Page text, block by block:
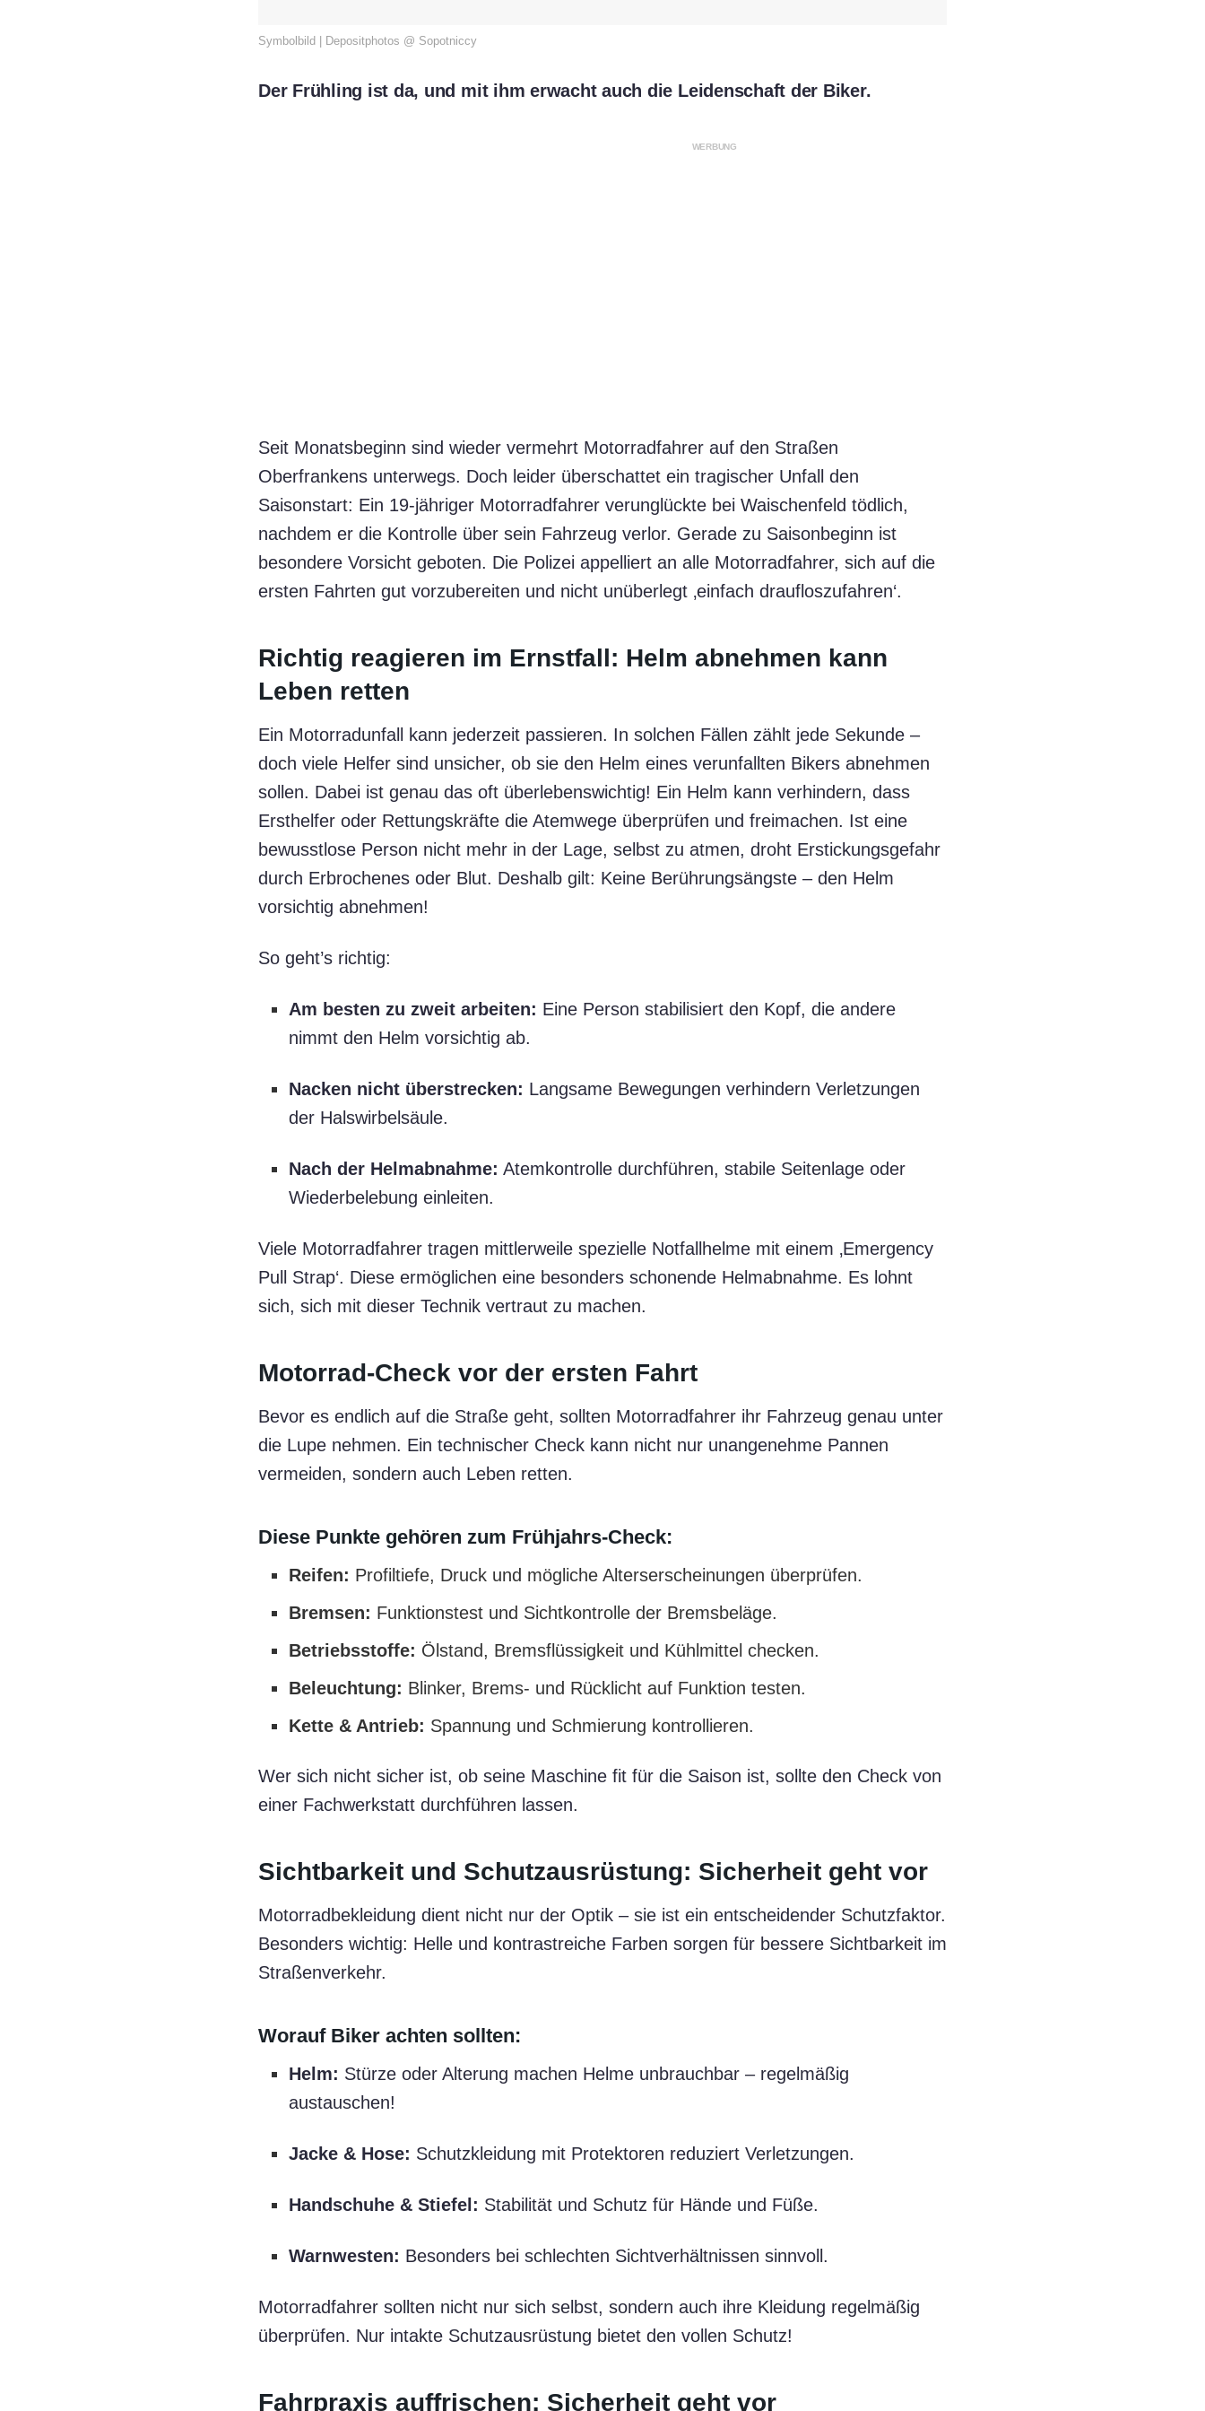
Symbolbild | Depositphotos @ Sopotniccy
Der Frühling ist da, und mit ihm erwacht auch die Leidenschaft der Biker.
WERBUNG
Seit Monatsbeginn sind wieder vermehrt Motorradfahrer auf den Straßen
Oberfrankens unterwegs. Doch leider überschattet ein tragischer Unfall den
Saisonstart: Ein 19-jähriger Motorradfahrer verunglückte bei Waischenfeld tödlich,
nachdem er die Kontrolle über sein Fahrzeug verlor. Gerade zu Saisonbeginn ist
besondere Vorsicht geboten. Die Polizei appelliert an alle Motorradfahrer, sich auf die
ersten Fahrten gut vorzubereiten und nicht unüberlegt ‚einfach draufloszufahren‘.
Richtig reagieren im Ernstfall: Helm abnehmen kann
Leben retten
Ein Motorradunfall kann jederzeit passieren. In solchen Fällen zählt jede Sekunde –
doch viele Helfer sind unsicher, ob sie den Helm eines verunfallten Bikers abnehmen
sollen. Dabei ist genau das oft überlebenswichtig! Ein Helm kann verhindern, dass
Ersthelfer oder Rettungskräfte die Atemwege überprüfen und freimachen. Ist eine
bewusstlose Person nicht mehr in der Lage, selbst zu atmen, droht Erstickungsgefahr
durch Erbrochenes oder Blut. Deshalb gilt: Keine Berührungsängste – den Helm
vorsichtig abnehmen!
So geht’s richtig:
Am besten zu zweit arbeiten: Eine Person stabilisiert den Kopf, die andere
nimmt den Helm vorsichtig ab.
Nacken nicht überstrecken: Langsame Bewegungen verhindern Verletzungen
der Halswirbelsäule.
Nach der Helmabnahme: Atemkontrolle durchführen, stabile Seitenlage oder
Wiederbelebung einleiten.
Viele Motorradfahrer tragen mittlerweile spezielle Notfallhelme mit einem ‚Emergency
Pull Strap‘. Diese ermöglichen eine besonders schonende Helmabnahme. Es lohnt
sich, sich mit dieser Technik vertraut zu machen.
Motorrad-Check vor der ersten Fahrt
Bevor es endlich auf die Straße geht, sollten Motorradfahrer ihr Fahrzeug genau unter
die Lupe nehmen. Ein technischer Check kann nicht nur unangenehme Pannen
vermeiden, sondern auch Leben retten.
Diese Punkte gehören zum Frühjahrs-Check:
Reifen: Profiltiefe, Druck und mögliche Alterserscheinungen überprüfen.
Bremsen: Funktionstest und Sichtkontrolle der Bremsbeläge.
Betriebsstoffe: Ölstand, Bremsflüssigkeit und Kühlmittel checken.
Beleuchtung: Blinker, Brems- und Rücklicht auf Funktion testen.
Kette & Antrieb: Spannung und Schmierung kontrollieren.
Wer sich nicht sicher ist, ob seine Maschine fit für die Saison ist, sollte den Check von
einer Fachwerkstatt durchführen lassen.
Sichtbarkeit und Schutzausrüstung: Sicherheit geht vor
Motorradbekleidung dient nicht nur der Optik – sie ist ein entscheidender Schutzfaktor.
Besonders wichtig: Helle und kontrastreiche Farben sorgen für bessere Sichtbarkeit im
Straßenverkehr.
Worauf Biker achten sollten:
Helm: Stürze oder Alterung machen Helme unbrauchbar – regelmäßig
austauschen!
Jacke & Hose: Schutzkleidung mit Protektoren reduziert Verletzungen.
Handschuhe & Stiefel: Stabilität und Schutz für Hände und Füße.
Warnwesten: Besonders bei schlechten Sichtverhältnissen sinnvoll.
Motorradfahrer sollten nicht nur sich selbst, sondern auch ihre Kleidung regelmäßig
überprüfen. Nur intakte Schutzausrüstung bietet den vollen Schutz!
Fahrpraxis auffrischen: Sicherheit geht vor